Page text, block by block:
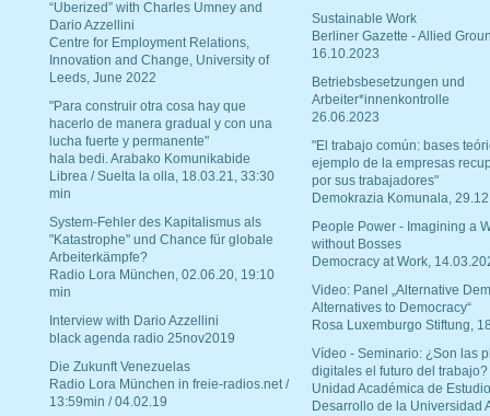
“Uberized” with Charles Umney and
Dario Azzellini
Centre for Employment Relations,
Innovation and Change, University of
Leeds, June 2022
"Para construir otra cosa hay que
hacerlo de manera gradual y con una
lucha fuerte y permanente"
hala bedi. Arabako Komunikabide
Librea / Suelta la olla, 18.03.21, 33:30
min
System-Fehler des Kapitalismus als
"Katastrophe" und Chance für globale
Arbeiterkämpfe?
Radio Lora München, 02.06.20, 19:10
min
Interview with Dario Azzellini
black agenda radio 25nov2019
Die Zukunft Venezuelas
Radio Lora München in freie-radios.net /
13:59min / 04.02.19
Sustainable Work
Berliner Gazette - Allied
16.10.2023
Betriebsbesetzungen und
Arbeiter*innenkontrolle
26.06.2023
"El trabajo común: bases
ejemplo de la empresas
por sus trabajadores"
Demokrazia Komunala,
People Power - Imagining a
without Bosses
Democracy at Work,
Video: Panel „Alternative
Alternatives to Democracy“
Rosa Luxemburgo Stiftung,
Vídeo - Seminario: ¿Son las
digitales el futuro del trabajo?
Unidad Académica de
Desarrollo de la Universidad